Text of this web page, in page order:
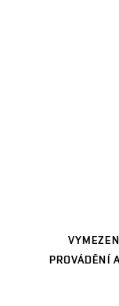
PROVÁDĚNÍ